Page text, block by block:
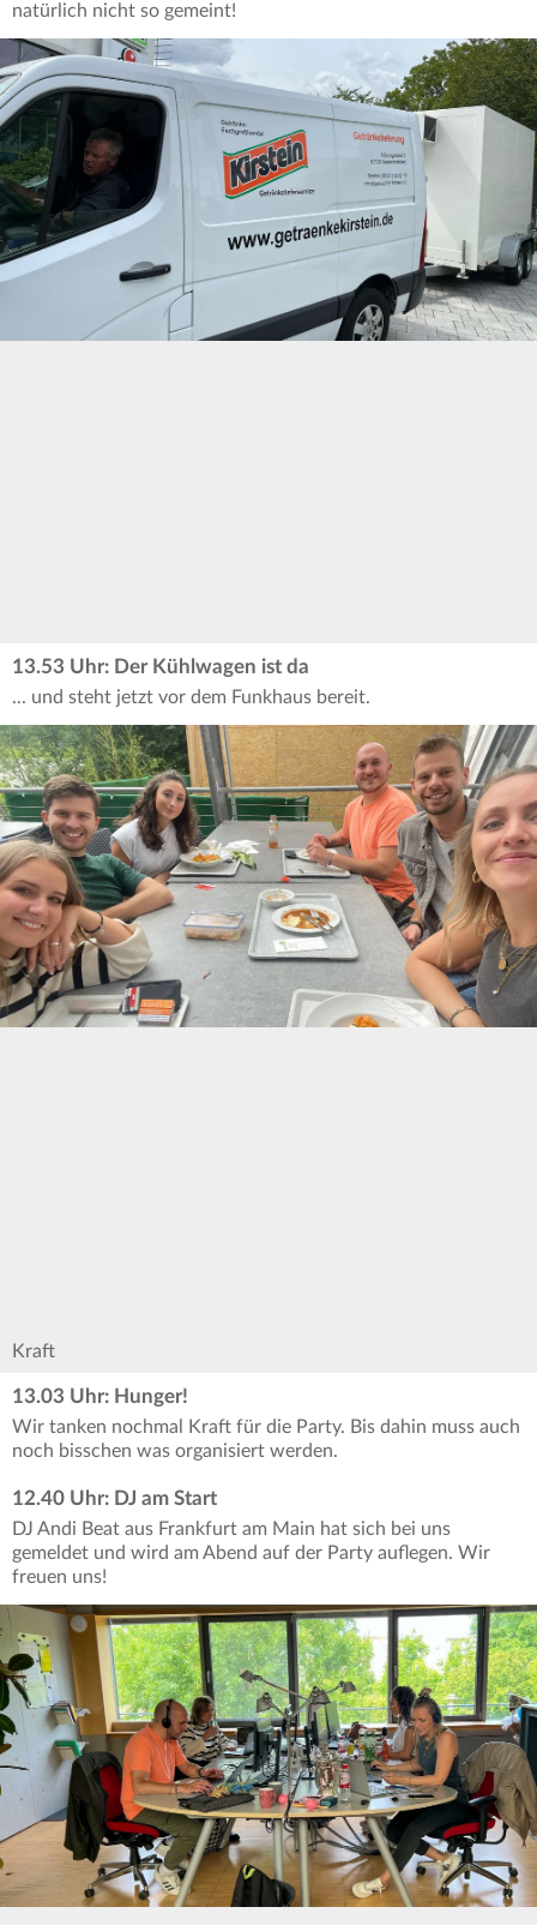
natürlich nicht so gemeint!
13.53 Uhr: Der Kühlwagen ist da
... und steht jetzt vor dem Funkhaus bereit.
Kraft
13.03 Uhr: Hunger!
Wir tanken nochmal Kraft für die Party. Bis dahin muss auch
noch bisschen was organisiert werden.
12.40 Uhr: DJ am Start
DJ Andi Beat aus Frankfurt am Main hat sich bei uns
gemeldet und wird am Abend auf der Party auflegen. Wir
freuen uns!